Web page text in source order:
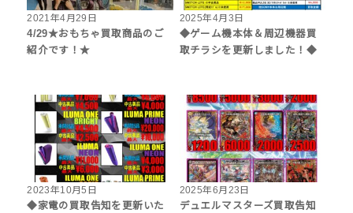
2021年4月29日
4/29★おもちゃ買取商品のご
紹介です！★
2025年4月3日
◆ゲーム機本体＆周辺機器買
取チラシを更新しました！◆
2023年10月5日
◆家電の買取告知を更新いた
2025年6月23日
デュエルマスターズ買取告知